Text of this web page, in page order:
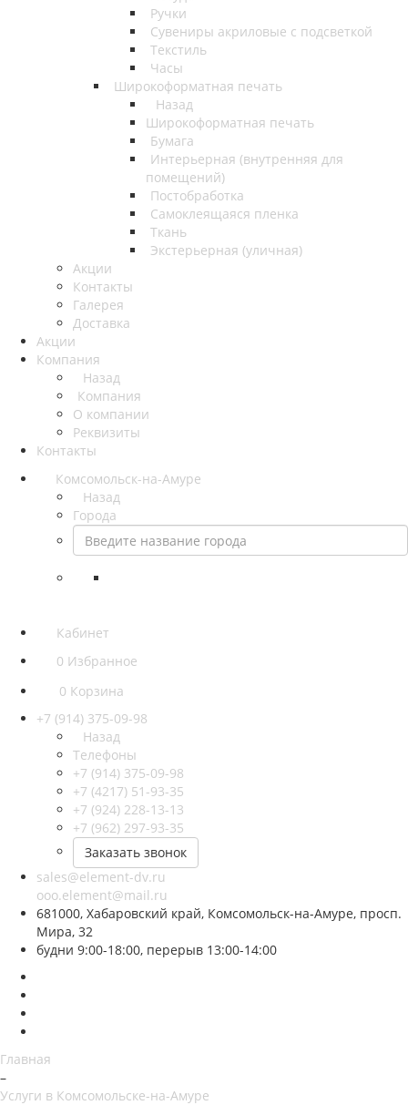
Ручки
Сувениры акриловые с подсветкой
Текстиль
Часы
Широкоформатная печать
Назад
Широкоформатная печать
Бумага
Интерьерная (внутренняя для
помещений)
Постобработка
Самоклеящаяся пленка
Ткань
Экстерьерная (уличная)
Акции
Контакты
Галерея
Доставка
Акции
Компания
Назад
Компания
О компании
Реквизиты
Контакты
Комсомольск-на-Амуре
Назад
Города
Кабинет
0 Избранное
0 Корзина
+7 (914) 375-09-98
Назад
Телефоны
+7 (914) 375-09-98
+7 (4217) 51-93-35
+7 (924) 228-13-13
+7 (962) 297-93-35
Заказать звонок
sales@element-dv.ru
ooo.element@mail.ru
681000, Хабаровский край, Комсомольск-на-Амуре, просп.
Мира, 32
будни 9:00-18:00, перерыв 13:00-14:00
Главная
–
Услуги в Комсомольске-на-Амуре